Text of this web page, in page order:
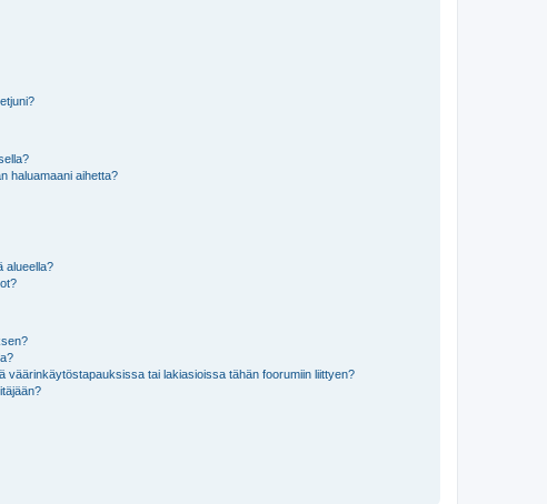
haluamaani aihetta?
alueella?
väärinkäytöstapauksissa tai lakiasioissa tähän foorumiin liittyen?